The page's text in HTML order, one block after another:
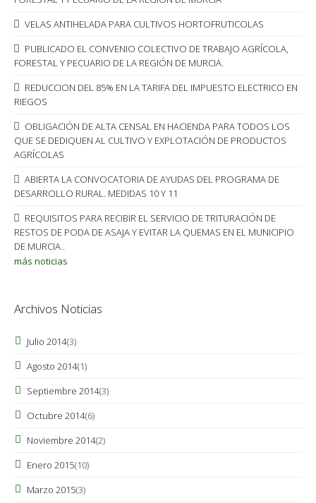
VELAS ANTIHELADA PARA CULTIVOS HORTOFRUTICOLAS
PUBLICADO EL CONVENIO COLECTIVO DE TRABAJO AGRÍCOLA,
FORESTAL Y PECUARIO DE LA REGIÓN DE MURCIA.
REDUCCION DEL 85% EN LA TARIFA DEL IMPUESTO ELECTRICO EN
RIEGOS
OBLIGACIÓN DE ALTA CENSAL EN HACIENDA PARA TODOS LOS
QUE SE DEDIQUEN AL CULTIVO Y EXPLOTACIÓN DE PRODUCTOS
AGRÍCOLAS
ABIERTA LA CONVOCATORIA DE AYUDAS DEL PROGRAMA DE
DESARROLLO RURAL. MEDIDAS 10 Y 11
REQUISITOS PARA RECIBIR EL SERVICIO DE TRITURACIÓN DE
RESTOS DE PODA DE ASAJA Y EVITAR LA QUEMAS EN EL MUNICIPIO
DE MURCIA..
más noticias
Archivos Noticias
Julio 2014(3)
Agosto 2014(1)
Septiembre 2014(3)
Octubre 2014(6)
Noviembre 2014(2)
Enero 2015(10)
Marzo 2015(3)